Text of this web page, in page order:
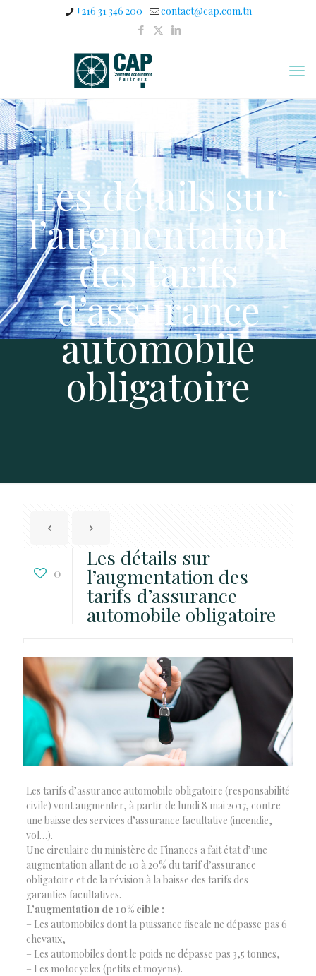
+216 31 346 200 contact@cap.com.tn
Les détails sur
l’augmentation
des tarifs
d’assurance
automobile
obligatoire
0
Les détails sur
l’augmentation des
tarifs d’assurance
automobile obligatoire
Les tarifs d’assurance automobile obligatoire (responsabilité
civile) vont augmenter, à partir de lundi 8 mai 2017, contre
une baisse des services d’assurance facultative (incendie,
vol…).
Une circulaire du ministère de Finances a fait état d’une
augmentation allant de 10 à 20% du tarif d’assurance
obligatoire et de la révision à la baisse des tarifs des
garanties facultatives.
L’augmentation de 10% cible :
– Les automobiles dont la puissance fiscale ne dépasse pas 6
chevaux,
– Les automobiles dont le poids ne dépasse pas 3,5 tonnes,
– Les motocycles (petits et moyens).